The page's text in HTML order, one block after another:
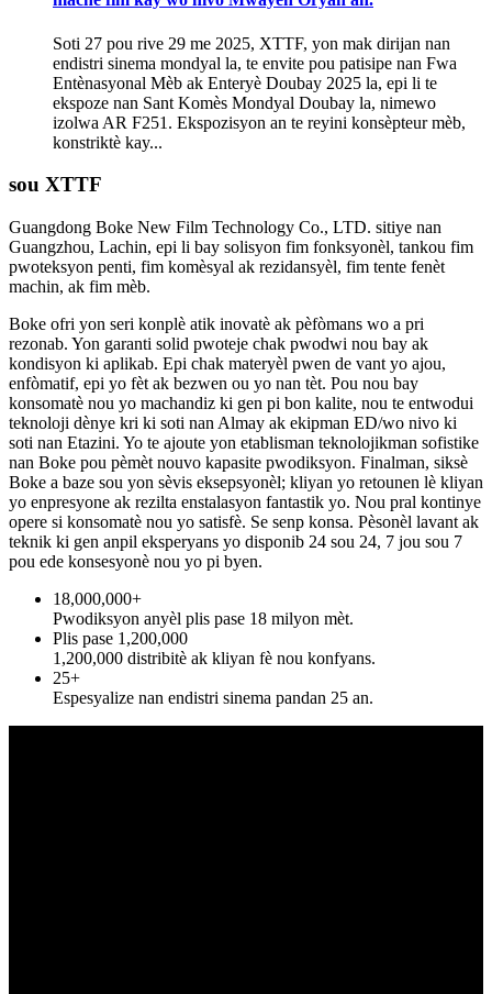
Soti 27 pou rive 29 me 2025, XTTF, yon mak dirijan nan
endistri sinema mondyal la, te envite pou patisipe nan Fwa
Entènasyonal Mèb ak Enteryè Doubay 2025 la, epi li te
ekspoze nan Sant Komès Mondyal Doubay la, nimewo
izolwa AR F251. Ekspozisyon an te reyini konsèpteur mèb,
konstriktè kay...
sou XTTF
Guangdong Boke New Film Technology Co., LTD. sitiye nan
Guangzhou, Lachin, epi li bay solisyon fim fonksyonèl, tankou fim
pwoteksyon penti, fim komèsyal ak rezidansyèl, fim tente fenèt
machin, ak fim mèb.
Boke ofri yon seri konplè atik inovatè ak pèfòmans wo a pri
rezonab. Yon garanti solid pwoteje chak pwodwi nou bay ak
kondisyon ki aplikab. Epi chak materyèl pwen de vant yo ajou,
enfòmatif, epi yo fèt ak bezwen ou yo nan tèt. Pou nou bay
konsomatè nou yo machandiz ki gen pi bon kalite, nou te entwodui
teknoloji dènye kri ki soti nan Almay ak ekipman ED/wo nivo ki
soti nan Etazini. Yo te ajoute yon etablisman teknolojikman sofistike
nan Boke pou pèmèt nouvo kapasite pwodiksyon. Finalman, siksè
Boke a baze sou yon sèvis eksepsyonèl; kliyan yo retounen lè kliyan
yo enpresyone ak rezilta enstalasyon fantastik yo. Nou pral kontinye
opere si konsomatè nou yo satisfè. Se senp konsa. Pèsonèl lavant ak
teknik ki gen anpil eksperyans yo disponib 24 sou 24, 7 jou sou 7
pou ede konsesyonè nou yo pi byen.
18,000,000+
Pwodiksyon anyèl plis pase 18 milyon mèt.
Plis pase 1,200,000
1,200,000 distribitè ak kliyan fè nou konfyans.
25+
Espesyalize nan endistri sinema pandan 25 an.